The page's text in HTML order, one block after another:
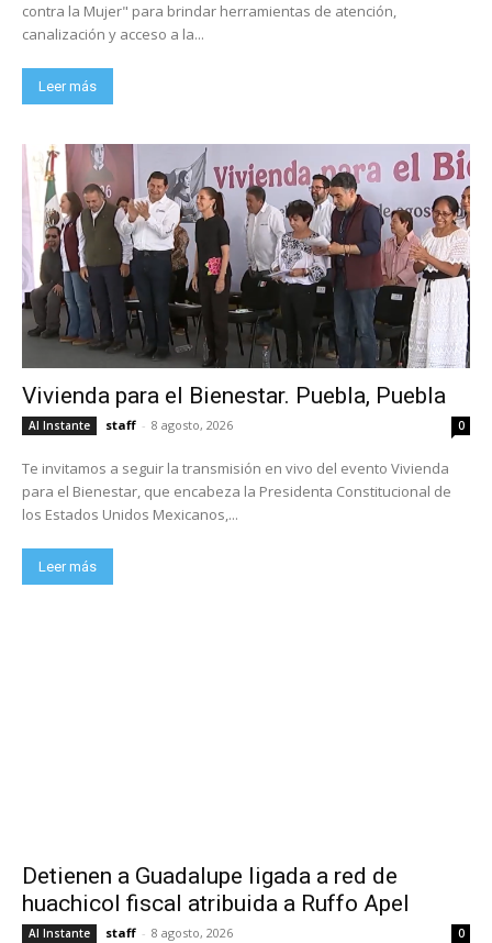
contra la Mujer" para brindar herramientas de atención,
canalización y acceso a la...
Leer más
Vivienda para el Bienestar. Puebla, Puebla
Al Instante staff - 8 agosto, 2026 0
Te invitamos a seguir la transmisión en vivo del evento Vivienda
para el Bienestar, que encabeza la Presidenta Constitucional de
los Estados Unidos Mexicanos,...
Leer más
Detienen a Guadalupe ligada a red de
huachicol fiscal atribuida a Ruffo Apel
Al Instante staff - 8 agosto, 2026 0